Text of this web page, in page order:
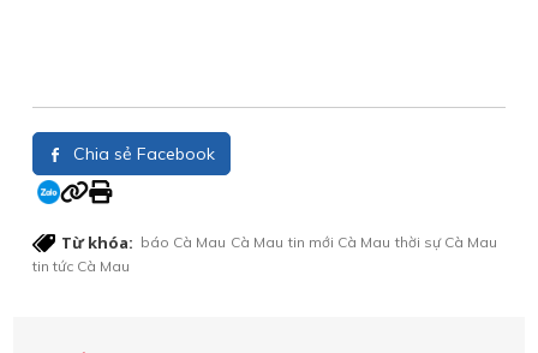
Chia sẻ Facebook
Từ khóa: báo Cà Mau Cà Mau tin mới Cà Mau thời sự Cà Mau
tin tức Cà Mau